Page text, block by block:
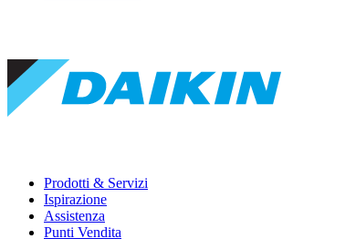
Prodotti & Servizi
Ispirazione
Assistenza
Punti Vendita